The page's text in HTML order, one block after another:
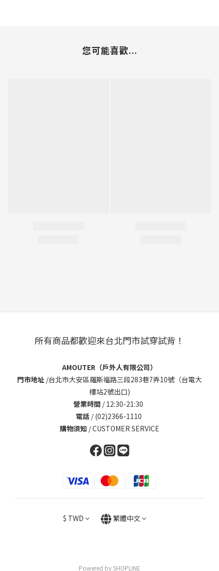
您可能喜歡...
所有商品都歡迎來台北門市試穿試背！
AMOUTER（戶外人有限公司）
門市地址 /台北市大安區羅斯福路三段283巷7弄10號（台電大
樓站2號出口)
營業時間 / 12:30-21:30
電話 / (02)2366-1110
購物須知 /CUSTOMER SERVICE
$ TWD 繁體中文
Powered by SHOPLINE